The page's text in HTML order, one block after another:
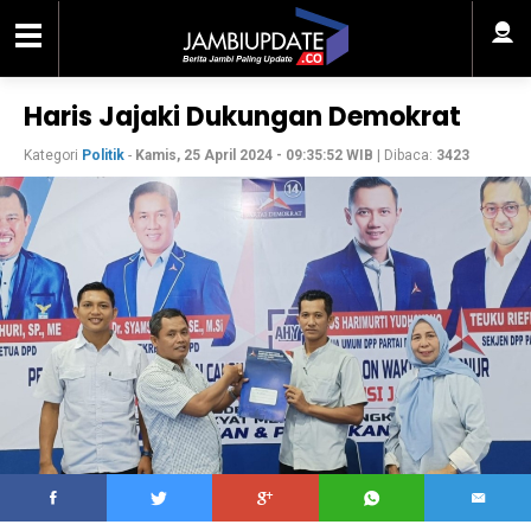
Haris Jajaki Dukungan Demokrat
Kategori Politik - Kamis, 25 April 2024 - 09:35:52 WIB | Dibaca: 3423